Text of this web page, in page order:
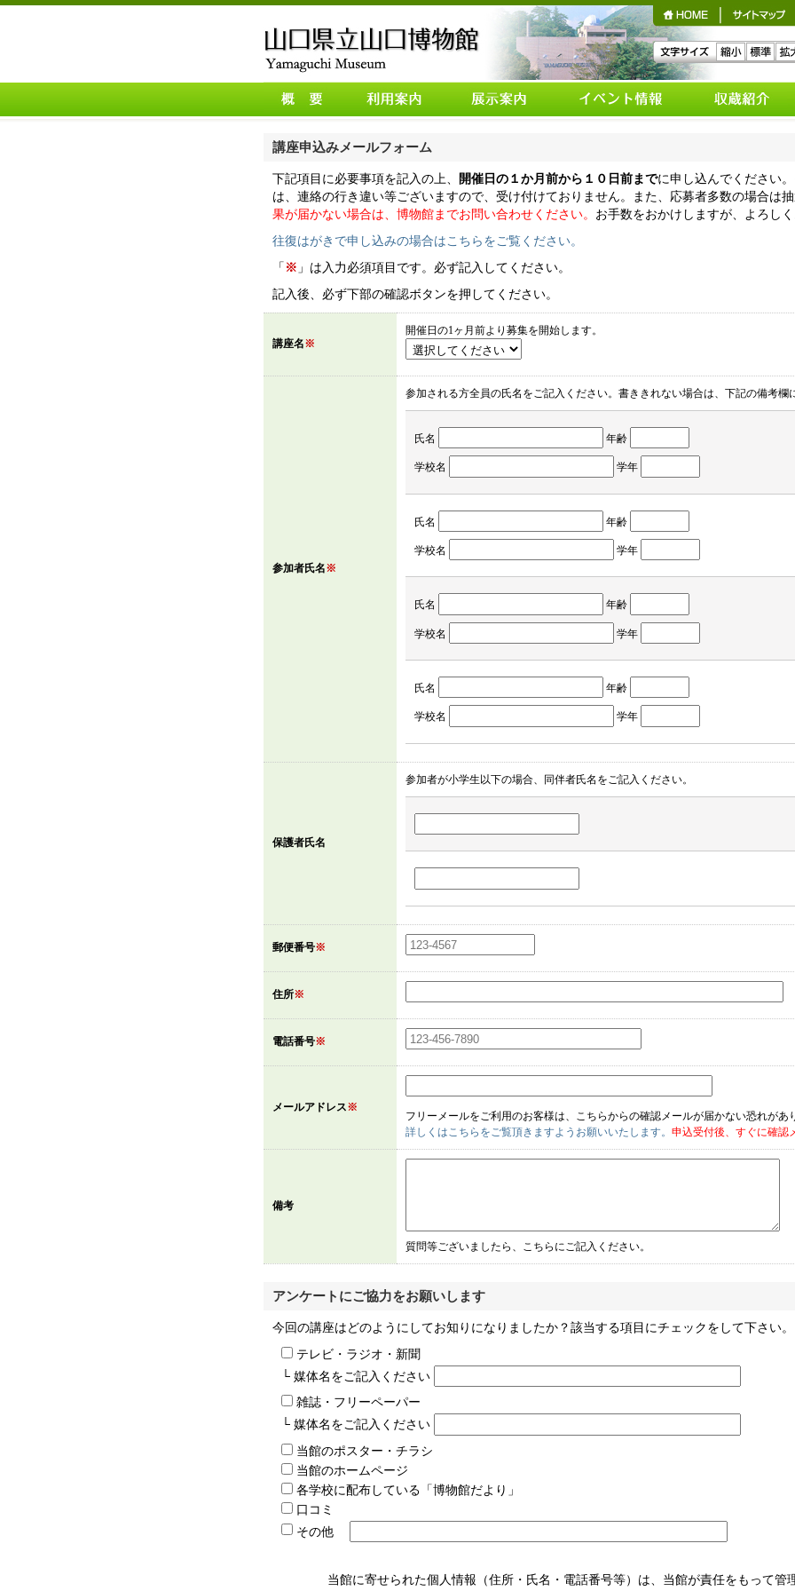
事業内容
ー
レファレンス
交通アクセス
植物展示室
動物展示室
考古展示室
歴史展示室
天文展示室
天体観測室
屋外展示
講座申込みメールフォ
ーム
講座申込みメールフォーム
下記項目に必要事項を記入の上、 開催日の１か月前から１０日前までに申し込んでください
は、連絡の行き違い等ございますので、受け付けておりません。また、応募者多数の場合は抽
果が届かない場合は、博物館までお問い合わせください。 お手数をおかけしますが、よろしく
往復はがきで申し込みの場合はこちらをご覧ください。
「 ※ 」は入力必須項目です。必ず記入してください。
記入後、必ず下部の確認ボタンを押してください。
講座名※
開催日の1ヶ月前より募集を開始します。
参加者氏名※
参加される方全員の氏名をご記入ください。書ききれない場合は、下記の備考欄
氏名 年齢
学校名 学年
氏名 年齢
学校名 学年
氏名 年齢
学校名 学年
氏名 年齢
学校名 学年
保護者氏名
参加者が小学生以下の場合、同伴者氏名をご記入ください。
郵便番号※
住所※
電話番号※
メールアドレス※
フリーメールをご利用のお客様は、こちらからの確認メールが届かない恐れがあ
詳しくはこちらをご覧頂きますようお願いいたします。 申込受付後、すぐに確認
備考
質問等ございましたら、こちらにご記入ください。
アンケートにご協力をお願いします
今回の講座はどのようにしてお知りになりましたか？該当する項目にチェックをして下さい。
テレビ・ラジオ・新聞
└ 媒体名をご記入ください
雑誌・フリーペーパー
└ 媒体名をご記入ください
当館のポスター・チラシ
当館のホームページ
各学校に配布している「博物館だより」
口コミ
その他
当館に寄せられた個人情報（住所・氏名・電話番号等）は、当館が責任をもって管